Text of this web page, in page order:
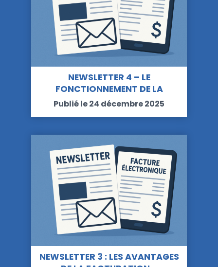
NEWSLETTER 4 – LE
FONCTIONNEMENT DE LA
PLATEFORME…
Publié le 24 décembre 2025
NEWSLETTER 3 : LES AVANTAGES